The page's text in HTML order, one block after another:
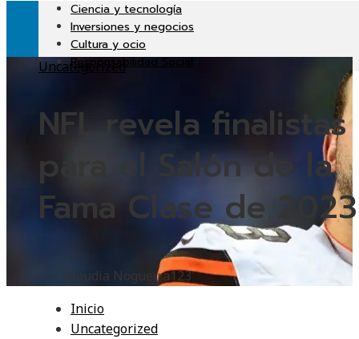
Ciencia y tecnología
Inversiones y negocios
Cultura y ocio
Responsabilidad Social
Uncategorized
NFL revela finalistas
para el Salón de la
Fama Clase de 2023
Claudia Nogueira123
Inicio
Uncategorized